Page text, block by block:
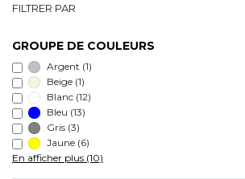
FILTRER PAR
GROUPE DE COULEURS
Argent (1)
Beige (1)
Blanc (12)
Bleu (13)
Gris (3)
Jaune (6)
En afficher plus (10)